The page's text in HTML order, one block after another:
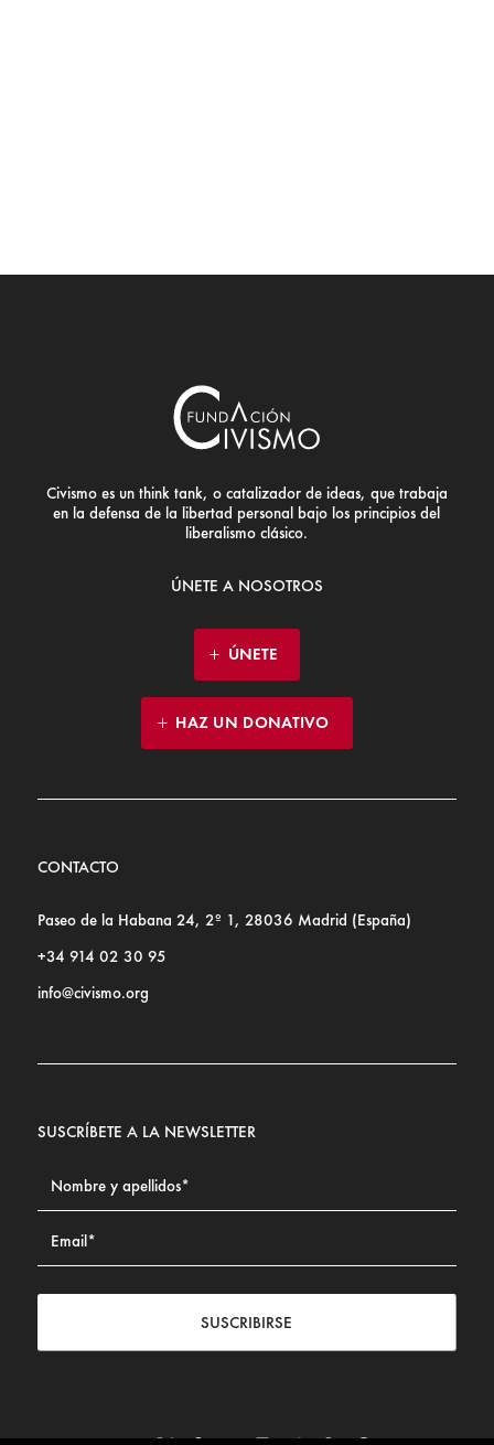
Civismo es un think tank, o catalizador de ideas, que trabaja
en la defensa de la libertad personal bajo los principios del
liberalismo clásico.
ÚNETE A NOSOTROS
ÚNETE
HAZ UN DONATIVO
CONTACTO
Paseo de la Habana 24, 2º 1, 28036 Madrid (España)
+34 914 02 30 95
info@civismo.org
SUSCRÍBETE A LA NEWSLETTER
SUSCRIBIRSE